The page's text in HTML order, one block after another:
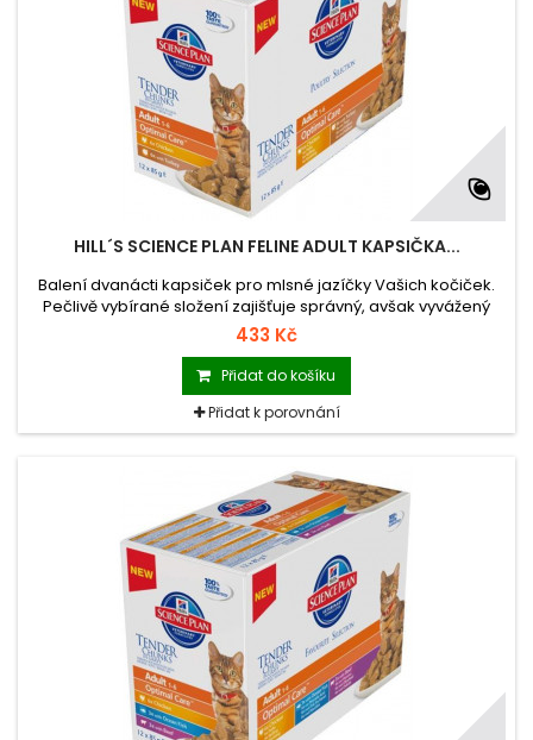
HILL´S SCIENCE PLAN FELINE ADULT KAPSIČKA...
Balení dvanácti kapsiček pro mlsné jazíčky Vašich kočiček.
Pečlivě vybírané složení zajišťuje správný, avšak vyvážený
přísun živin.
433 Kč
Přidat do košíku
Přidat k porovnání